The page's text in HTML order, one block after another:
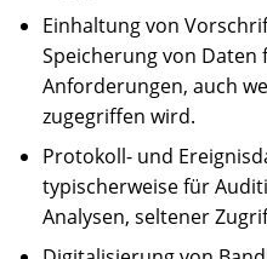
Einhaltung von
Speicherung von
Anforderungen, auch
zugegriffen wird.
Protokoll- und
typischerweise für
Analysen, seltener